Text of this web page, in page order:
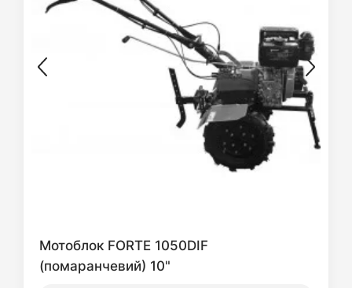
Мотоблок FORTE 1050DIF
(помаранчевий) 10"